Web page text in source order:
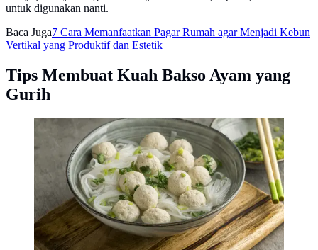
untuk digunakan nanti.
Baca Juga7 Cara Memanfaatkan Pagar Rumah agar Menjadi Kebun
Vertikal yang Produktif dan Estetik
Tips Membuat Kuah Bakso Ayam yang
Gurih